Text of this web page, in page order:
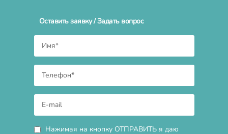
Оставить заявку / Задать вопрос
Нажимая на кнопку ОТПРАВИТЬ я даю